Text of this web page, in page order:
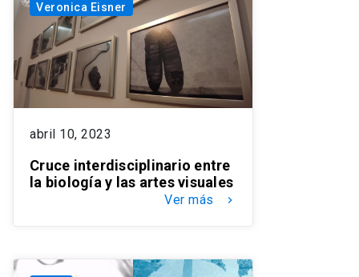
Veronica Eisner
abril 10, 2023
Cruce interdisciplinario entre
la biología y las artes visuales
Ver más keyboard_arrow_right